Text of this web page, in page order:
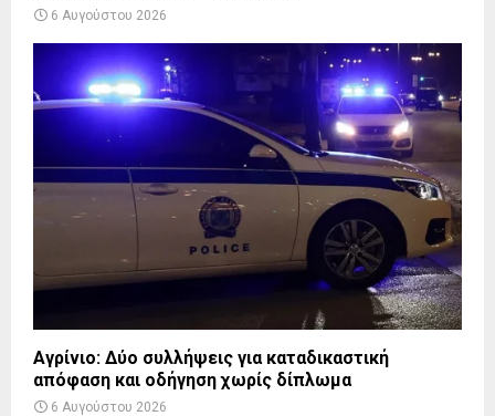
6 Αυγούστου 2026
Αγρίνιο: Δύο συλλήψεις για καταδικαστική
απόφαση και οδήγηση χωρίς δίπλωμα
6 Αυγούστου 2026